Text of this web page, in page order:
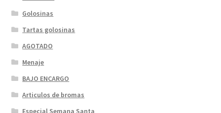
Golosinas
Tartas golosinas
AGOTADO
Menaje
BAJO ENCARGO
Articulos de bromas